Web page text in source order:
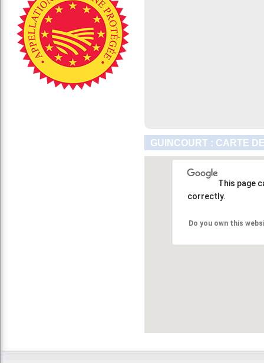
GUINCOURT : CARTE
This page
correctly.
Do you own this